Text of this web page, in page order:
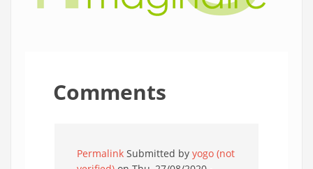
Comments
Permalink Submitted by yogo (not